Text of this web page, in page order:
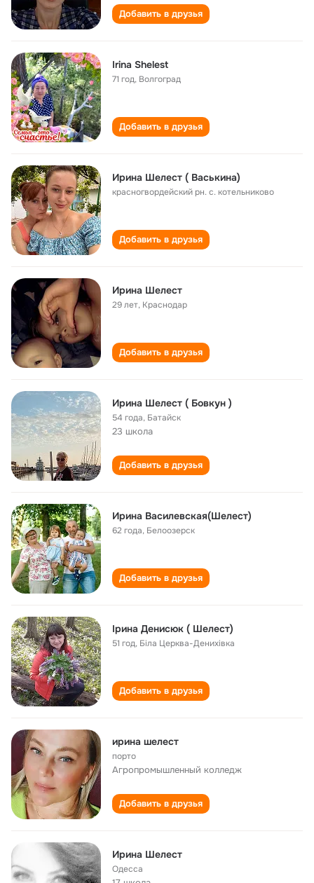
Добавить в друзья
Irina Shelest
71 год, Волгоград
Добавить в друзья
Ирина Шелест ( Васькина)
красногвордейский рн. с. котельниково
Добавить в друзья
Ирина Шелест
29 лет, Краснодар
Добавить в друзья
Ирина Шелест ( Бовкун )
54 года, Батайск
23 школа
Добавить в друзья
Ирина Василевская(Шелест)
62 года, Белоозерск
Добавить в друзья
Ірина Денисюк ( Шелест)
51 год, Біла Церква-Денихівка
Добавить в друзья
ирина шелест
порто
Агропромышленный колледж
Добавить в друзья
Ирина Шелест
Одесса